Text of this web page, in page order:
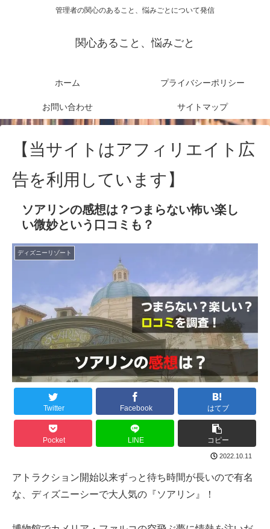
管理者の関心のあること、悩みごとについて発信
関心あること、悩みごと
ホーム プライバシーポリシー
お問い合わせ サイトマップ
【当サイトはアフィリエイト広
告を利用しています】
ソアリンの感想は？つまらない怖い楽し
い微妙という口コミも？
ディズニーリゾート
Twitter Facebook はてブ
Pocket LINE コピー
2022.10.11
アトラクション開始以来ずっと待ち時間が長いので有名
な、ディズニーシーで大人気の『ソアリン』！